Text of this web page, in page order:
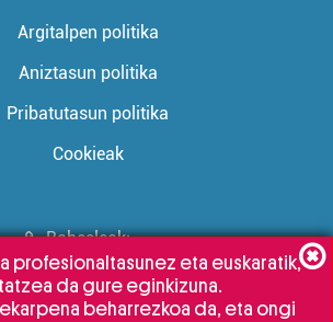
Argitalpen politika
Aniztasun politika
Pribatutasun politika
Cookieak
Babesleak:
profesionaltasunez eta euskaratik,
da gure eginkizuna.
beharrezkoa da, eta ongi